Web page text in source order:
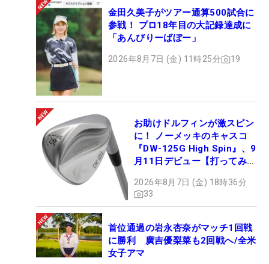
金田久美子がツアー通算500試合に
参戦！ プロ18年目の大記録達成に
「あんびりーばぼー」
2026年8月7日 (金) 11時25分 19
お助けドルフィンが激スピン
に！ ノーメッキのキャスコ
『DW-125G High Spin』、9
月11日デビュー【打ってみ
2026年8月7日 (金) 18時36分
33
首位通過の岩永杏奈がマッチ1回戦
に勝利 廣吉優梨菜も2回戦へ/全米
女子アマ